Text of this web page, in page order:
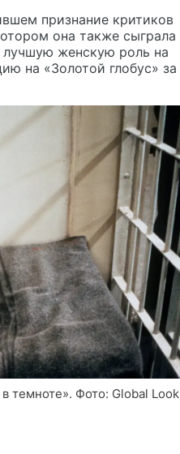
признание критиков
она также сыграла
лучшую женскую роль на
на «Золотой глобус» за
темноте». Фото: Global Look